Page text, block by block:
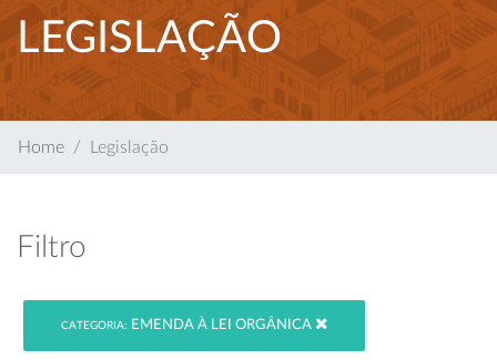
LEGISLAÇÃO
Home Legislação
Filtro
CATEGORIA: EMENDA À LEI ORGÂNICA